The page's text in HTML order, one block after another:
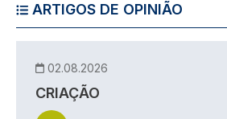
ARTIGOS DE OPINIÃO
02.08.2026
CRIAÇÃO